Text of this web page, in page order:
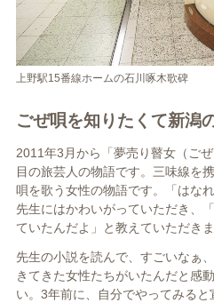
上野駅15番線ホームの石川啄木歌碑
ごぜ唄を知りたくて新潟
2011年3月から「夢売り瞽女（ご
目の旅芸人の物語です。三味線を
唄を歌う女性の物語です。「はな
先生にはかわいがっていただき、
ていたんだよ」と教えていただきま
先生の小説を読んで、すごいなぁ
きてきた女性たちがいたんだと感
い。3年前に、自分でやってみる